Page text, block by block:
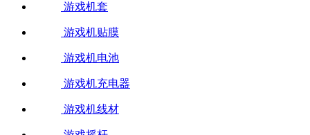
游戏机套
游戏机贴膜
游戏机电池
游戏机充电器
游戏机线材